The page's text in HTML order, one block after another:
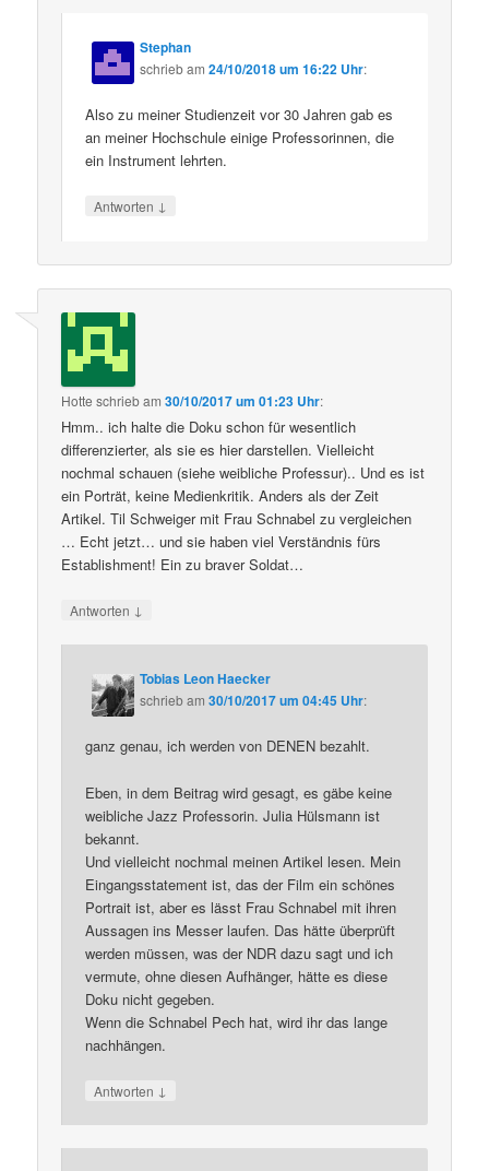
Stephan
schriebam24/10/2018 um 16:22 Uhr:
Also zu meiner Studienzeit vor 30 Jahren gab es
an meiner Hochschule einige Professorinnen, die
ein Instrument lehrten.
Antworten ↓
Hotte schriebam30/10/2017 um 01:23 Uhr:
Hmm.. ich halte die Doku schon für wesentlich
differenzierter, als sie es hier darstellen. Vielleicht
nochmal schauen (siehe weibliche Professur).. Und es ist
ein Porträt, keine Medienkritik. Anders als der Zeit
Artikel. Til Schweiger mit Frau Schnabel zu vergleichen
… Echt jetzt… und sie haben viel Verständnis fürs
Establishment! Ein zu braver Soldat…
Antworten ↓
Tobias Leon Haecker
schriebam30/10/2017 um 04:45 Uhr:
ganz genau, ich werden von DENEN bezahlt.
Eben, in dem Beitrag wird gesagt, es gäbe keine
weibliche Jazz Professorin. Julia Hülsmann ist
bekannt.
Und vielleicht nochmal meinen Artikel lesen. Mein
Eingangsstatement ist, das der Film ein schönes
Portrait ist, aber es lässt Frau Schnabel mit ihren
Aussagen ins Messer laufen. Das hätte überprüft
werden müssen, was der NDR dazu sagt und ich
vermute, ohne diesen Aufhänger, hätte es diese
Doku nicht gegeben.
Wenn die Schnabel Pech hat, wird ihr das lange
nachhängen.
Antworten ↓